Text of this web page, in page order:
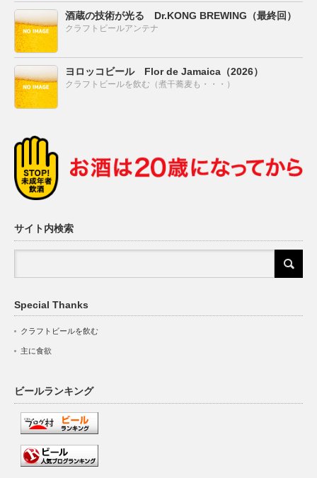
酒蔵の技術が光る Dr.KONG BREWING（最終回）
クラフトビールアンテナ
ヨロッコビール Flor de Jamaica（2026）
クラフトビールを飲む（煮干蕎麦も・・・）
サイト内検索
Special Thanks
クラフトビールを飲む
主に食欲
ビールランキング